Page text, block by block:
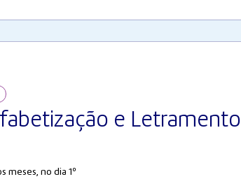
e Letramento
meses, no dia 1º